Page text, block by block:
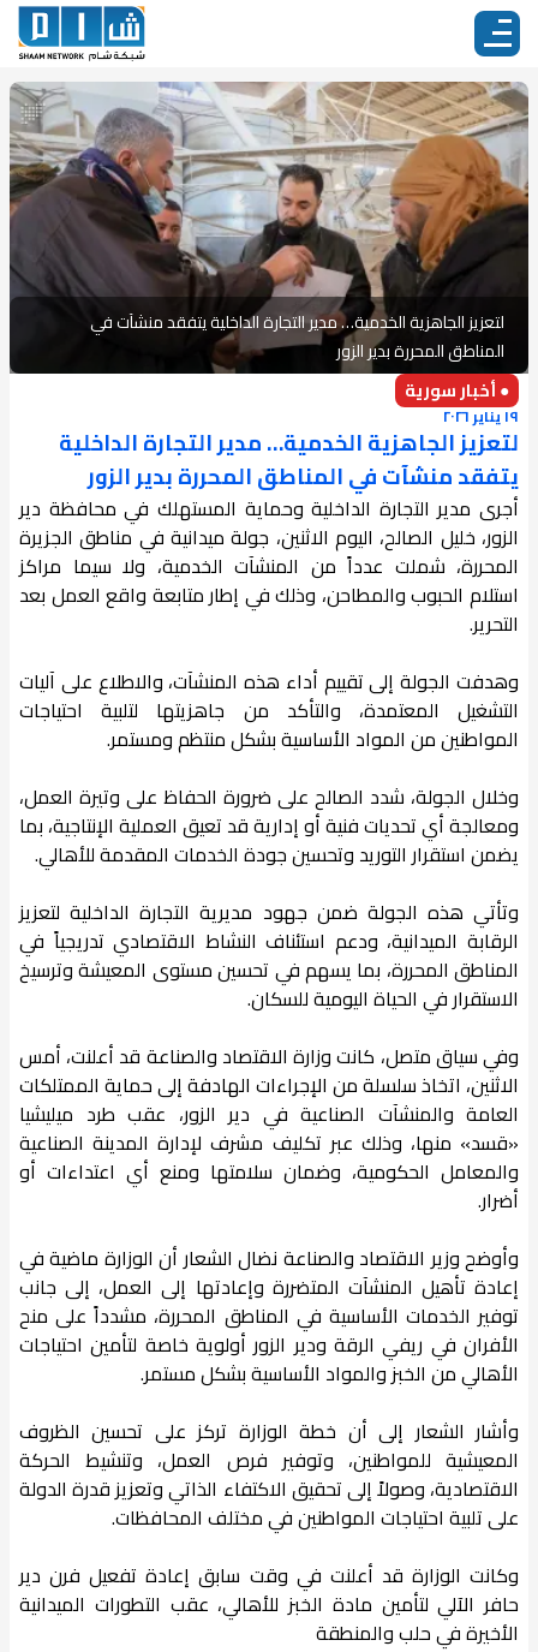
لتعزيز الجاهزية الخدمية… مدير التجارة الداخلية يتفقد منشآت في
المناطق المحررة بدير الزور
● أخبار سورية
١٩ يناير ٢٠٢٦
لتعزيز الجاهزية الخدمية… مدير التجارة الداخلية
يتفقد منشآت في المناطق المحررة بدير الزور
أجرى مدير التجارة الداخلية وحماية المستهلك في محافظة دير
الزور، خليل الصالح، اليوم الاثنين، جولة ميدانية في مناطق الجزيرة
المحررة، شملت عدداً من المنشآت الخدمية، ولا سيما مراكز
استلام الحبوب والمطاحن، وذلك في إطار متابعة واقع العمل بعد
التحرير.
وهدفت الجولة إلى تقييم أداء هذه المنشآت، والاطلاع على آليات
التشغيل المعتمدة، والتأكد من جاهزيتها لتلبية احتياجات
المواطنين من المواد الأساسية بشكل منتظم ومستمر.
وخلال الجولة، شدد الصالح على ضرورة الحفاظ على وتيرة العمل،
ومعالجة أي تحديات فنية أو إدارية قد تعيق العملية الإنتاجية، بما
يضمن استقرار التوريد وتحسين جودة الخدمات المقدمة للأهالي.
وتأتي هذه الجولة ضمن جهود مديرية التجارة الداخلية لتعزيز
الرقابة الميدانية، ودعم استئناف النشاط الاقتصادي تدريجياً في
المناطق المحررة، بما يسهم في تحسين مستوى المعيشة وترسيخ
الاستقرار في الحياة اليومية للسكان.
وفي سياق متصل، كانت وزارة الاقتصاد والصناعة قد أعلنت، أمس
الاثنين، اتخاذ سلسلة من الإجراءات الهادفة إلى حماية الممتلكات
العامة والمنشآت الصناعية في دير الزور، عقب طرد ميليشيا
«قسد» منها، وذلك عبر تكليف مشرف لإدارة المدينة الصناعية
والمعامل الحكومية، وضمان سلامتها ومنع أي اعتداءات أو
أضرار.
وأوضح وزير الاقتصاد والصناعة نضال الشعار أن الوزارة ماضية في
إعادة تأهيل المنشآت المتضررة وإعادتها إلى العمل، إلى جانب
توفير الخدمات الأساسية في المناطق المحررة، مشدداً على منح
الأفران في ريفي الرقة ودير الزور أولوية خاصة لتأمين احتياجات
الأهالي من الخبز والمواد الأساسية بشكل مستمر.
وأشار الشعار إلى أن خطة الوزارة تركز على تحسين الظروف
المعيشية للمواطنين، وتوفير فرص العمل، وتنشيط الحركة
الاقتصادية، وصولاً إلى تحقيق الاكتفاء الذاتي وتعزيز قدرة الدولة
على تلبية احتياجات المواطنين في مختلف المحافظات.
وكانت الوزارة قد أعلنت في وقت سابق إعادة تفعيل فرن دير
حافر الآلي لتأمين مادة الخبز للأهالي، عقب التطورات الميدانية
الأخيرة في حلب والمنطقة